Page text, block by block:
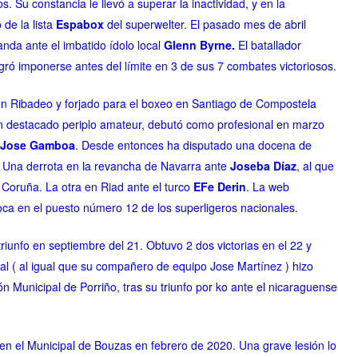
Su constancia le llevó a superar la inactividad, y en la
de la lista Espaboxdel superwelter. El pasado mes de abril
ante el imbatido ídolo local Glenn Byrne. El batallador
imponerse antes del límite en 3 de sus 7 combates victoriosos.
Ribadeo y forjado para el boxeo en Santiago de Compostela
periplo amateur, debutó como profesional en marzo
Jose Gamboa. Desde entonces ha disputado una docena de
derrota en la revancha de Navarra ante Joseba Díaz, al que
La otra en Riad ante el turco EFe Derin. La web
en el puesto número 12 de los superligeros nacionales.
en septiembre del 21. Obtuvo 2 dos victorias en el 22 y
( al igual que su compañero de equipo Jose Martínez ) hizo
Municipal de Porriño, tras su triunfo por ko ante el nicaraguense
el Municipal de Bouzas en febrero de 2020. Una grave lesión lo